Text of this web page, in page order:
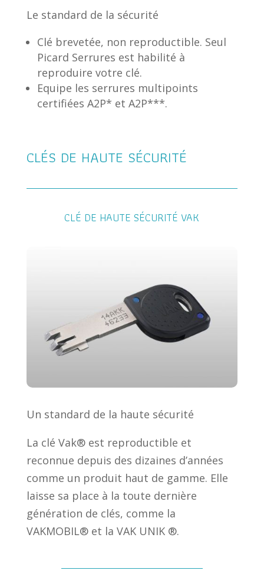
Le standard de la sécurité
Clé brevetée, non reproductible. Seul
Picard Serrures est habilité à
reproduire votre clé.
Equipe les serrures multipoints
certifiées A2P* et A2P***.
CLÉS DE HAUTE SÉCURITÉ
CLÉ DE HAUTE SÉCURITÉ VAK
Un standard de la haute sécurité
La clé Vak® est reproductible et
reconnue depuis des dizaines d’années
comme un produit haut de gamme. Elle
laisse sa place à la toute dernière
génération de clés, comme la
VAKMOBIL® et la VAK UNIK ®.